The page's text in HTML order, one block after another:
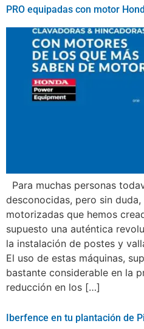
PRO equipadas con motor
Para muchas personas
desconocidas, pero sin
motorizadas que hemos
supuesto una auténtica
la instalación de postes y
El uso de estas máquinas,
bastante considerable en la
reducción en los […]
Iberfence en tu plantación de